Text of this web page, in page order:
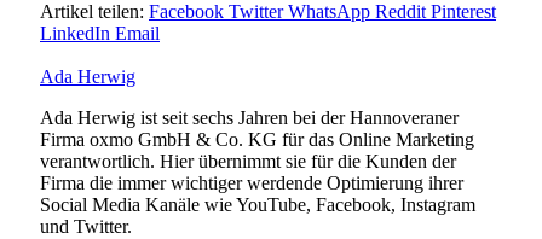
Artikel teilen: Facebook Twitter WhatsApp Reddit Pinterest
LinkedIn Email
Ada Herwig
Ada Herwig ist seit sechs Jahren bei der Hannoveraner
Firma oxmo GmbH & Co. KG für das Online Marketing
verantwortlich. Hier übernimmt sie für die Kunden der
Firma die immer wichtiger werdende Optimierung ihrer
Social Media Kanäle wie YouTube, Facebook, Instagram
und Twitter.